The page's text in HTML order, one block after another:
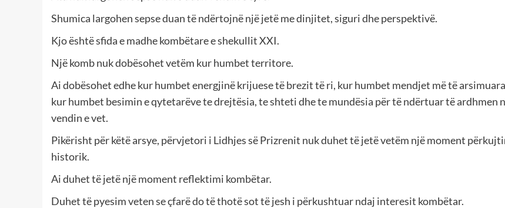
Shumica largohen sepse duan të ndërtojnë një jetë me dinjitet, siguri dhe perspektivë.
Kjo është sfida e madhe kombëtare e shekullit XXI.
Një komb nuk dobësohet vetëm kur humbet territore.
Ai dobësohet edhe kur humbet energjinë krijuese të brezit të ri, kur humbet mendjet më të
kur humbet besimin e qytetarëve te drejtësia, te shteti dhe te mundësia për të ndërtuar të ardhmen
vendin e vet.
Pikërisht për këtë arsye, përvjetori i Lidhjes së Prizrenit nuk duhet të jetë vetëm një moment
historik.
Ai duhet të jetë një moment reflektimi kombëtar.
Duhet të pyesim veten se çfarë do të thotë sot të jesh i përkushtuar ndaj interesit kombëtar.